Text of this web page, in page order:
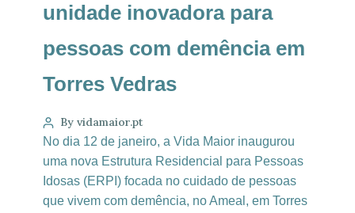
unidade inovadora para
pessoas com demência em
Torres Vedras
By vidamaior.pt
No dia 12 de janeiro, a Vida Maior inaugurou
uma nova Estrutura Residencial para Pessoas
Idosas (ERPI) focada no cuidado de pessoas
que vivem com demência, no Ameal, em Torres